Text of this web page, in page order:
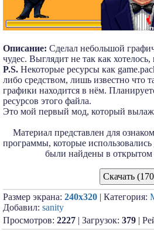
Описание: Сделал небольшой
чудес. Выглядит не так как
P.S. Некоторые ресурсы как
либо средством, лишь известно что
графики находится в нём.
ресурсов этого файла.
Это мой первый мод, который
Материал представлен для
программы, которые
были найдены в открытом
Скачать
Размер экрана: 240x320 | Категория:
Добавил: sanity
Просмотров: 2227 | Загрузок: 379 |